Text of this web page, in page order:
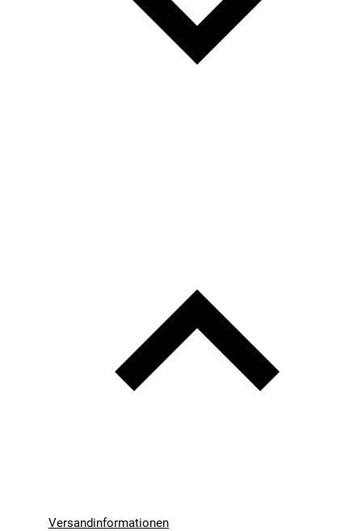
Versandinformationen